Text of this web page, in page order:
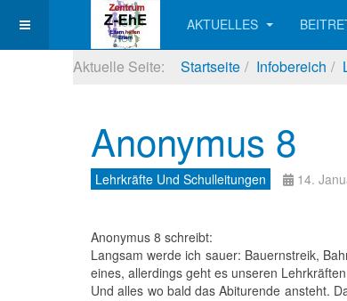
AKTUELLES
Aktuelle Seite: Startseite Infobereich
Anonymus 8
Lehrkräfte Und Schulleitungen 14.
Anonymus 8 schreibt:
Langsam werde ich sauer: Bauernstreik,
eines, allerdings geht es unseren
Und alles wo bald das Abiturende ansteht.